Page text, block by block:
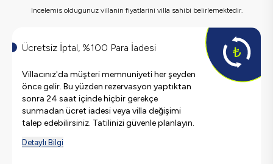
Incelemis oldugunuz villanin fiyatlarini villa sahibi belirlemektedir.
Ücretsiz İptal, %100 Para İadesi
Villacınız'da müşteri memnuniyeti her şeyden
önce gelir. Bu yüzden rezervasyon yaptıktan
sonra 24 saat içinde hiçbir gerekçe
sunmadan ücret iadesi veya villa değişimi
talep edebilirsiniz. Tatilinizi güvenle planlayın.
Detaylı Bilgi